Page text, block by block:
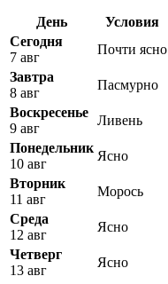
День Условия
Сегодня
7 авг
Почти ясно
Завтра
8 авг
Пасмурно
Воскресенье
9 авг
Ливень
Понедельник
10 авг
Ясно
Вторник
11 авг
Морось
Среда
12 авг
Ясно
Четверг
13 авг
Ясно